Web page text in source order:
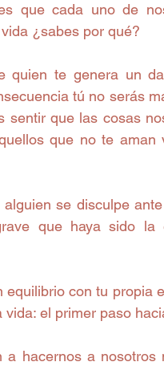
que cada uno de
¿sabes por qué?
quien te genera un
tú no serás
sentir que las cosas
que no te aman
se disculpe
que haya sido la
con tu propia
el primer paso
hacernos a nosotros